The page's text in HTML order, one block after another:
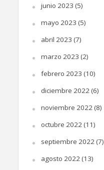
junio 2023 (5)
mayo 2023 (5)
abril 2023 (7)
marzo 2023 (2)
febrero 2023 (10)
diciembre 2022(6)
noviembre 2022(8)
octubre 2022(11)
septiembre 2022(7)
agosto 2022(13)